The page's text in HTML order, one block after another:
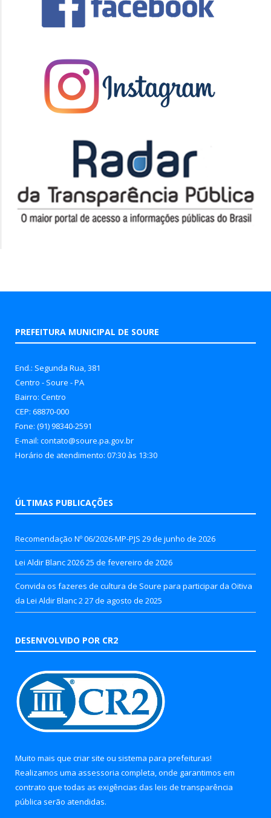
PREFEITURA MUNICIPAL DE SOURE
End.: Segunda Rua, 381
Centro - Soure - PA
Bairro: Centro
CEP: 68870-000
Fone: (91) 98340-2591
E-mail: contato@soure.pa.gov.br
Horário de atendimento: 07:30 às 13:30
ÚLTIMAS PUBLICAÇÕES
Recomendação Nº 06/2026-MP-PJS 29 de junho de 2026
Lei Aldir Blanc 202625 de fevereiro de 2026
Convida os fazeres de cultura de Soure para participar da Oitiva
da Lei Aldir Blanc 227 de agosto de 2025
DESENVOLVIDO POR CR2
Muito mais que criar site ou sistema para prefeituras!
Realizamos uma assessoria completa, onde garantimos em
contrato que todas as exigências das leis de transparência
pública serão atendidas.